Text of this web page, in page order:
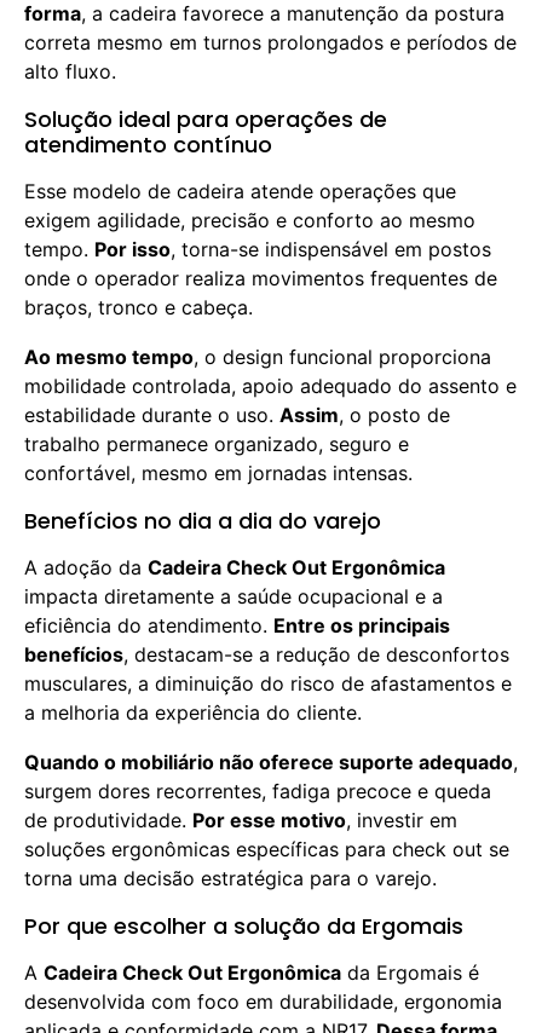
forma, a cadeira favorece a manutenção da postura
correta mesmo em turnos prolongados e períodos de
alto fluxo.
Solução ideal para operações de
atendimento contínuo
Esse modelo de cadeira atende operações que
exigem agilidade, precisão e conforto ao mesmo
tempo. Por isso, torna-se indispensável em postos
onde o operador realiza movimentos frequentes de
braços, tronco e cabeça.
Ao mesmo tempo, o design funcional proporciona
mobilidade controlada, apoio adequado do assento e
estabilidade durante o uso. Assim, o posto de
trabalho permanece organizado, seguro e
confortável, mesmo em jornadas intensas.
Benefícios no dia a dia do varejo
A adoção da Cadeira Check Out Ergonômica
impacta diretamente a saúde ocupacional e a
eficiência do atendimento. Entre os principais
benefícios, destacam-se a redução de desconfortos
musculares, a diminuição do risco de afastamentos e
a melhoria da experiência do cliente.
Quando o mobiliário não oferece suporte adequado,
surgem dores recorrentes, fadiga precoce e queda
de produtividade. Por esse motivo, investir em
soluções ergonômicas específicas para check out se
torna uma decisão estratégica para o varejo.
Por que escolher a solução da Ergomais
A Cadeira Check Out Ergonômica da Ergomais é
desenvolvida com foco em durabilidade, ergonomia